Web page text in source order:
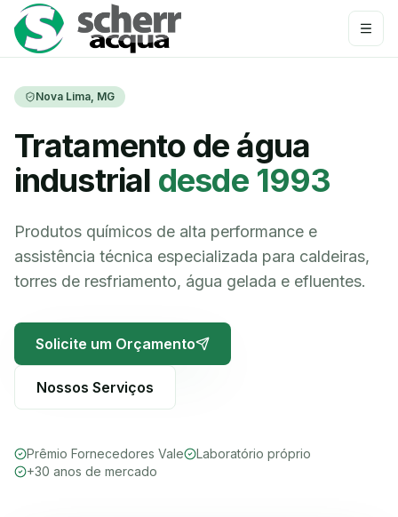
Nova Lima, MG
Tratamento de água
industrial desde 1993
Produtos químicos de alta performance e
assistência técnica especializada para caldeiras,
torres de resfriamento, água gelada e efluentes.
Solicite um Orçamento
Nossos Serviços
Prêmio Fornecedores Vale
Laboratório próprio
+30 anos de mercado